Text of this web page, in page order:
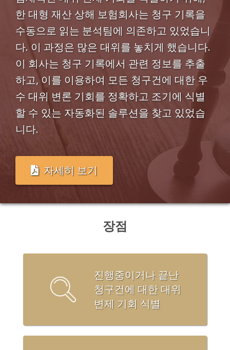
한 대형 재산 상해 보험회사는 청구 기록을
수동으로 읽는 분석팀에 의존하고 있었습니
다. 이 과정은 많은 대위를 놓치게 했습니다.
이 회사는 청구 기록에서 관련 정보를 추출
하고, 이를 이용하여 모든 청구건에 대한 우
수 대위 변론 기회를 정확하고 조기에 식별
할 수 있는 자동화된 솔루션을 찾고 있었습
니다.
자세히 보기
장점
진행중이거나 끝난
청구건에 대한 대위
변제 기회 식별